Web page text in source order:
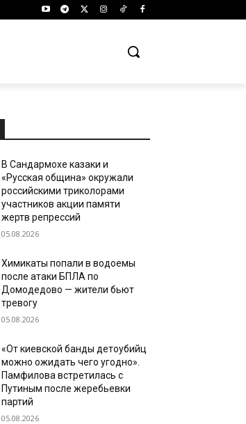
В Сандармохе казаки и
«Русская община» окружали
российскими триколорами
участников акции памяти
жертв репрессий
05.08.2026
Химикаты попали в водоемы
после атаки БПЛА по
Домодедово — жители бьют
тревогу
05.08.2026
«От киевской банды детоубийц
можно ожидать чего угодно».
Памфилова встретилась с
Путиным после жеребьевки
партий
05.08.2026